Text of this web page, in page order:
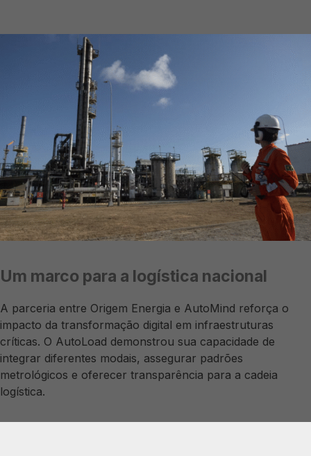
Um marco para a logística nacional
A parceria entre Origem Energia e AutoMind reforça o
impacto da transformação digital em infraestruturas
críticas. O AutoLoad demonstrou sua capacidade de
integrar diferentes modais, assegurar padrões
metrológicos e oferecer transparência para a cadeia
logística.